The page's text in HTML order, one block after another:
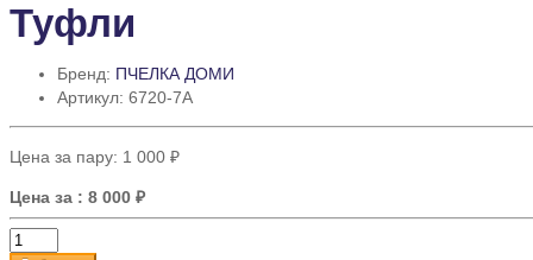
Туфли
Бренд: ПЧЕЛКА ДОМИ
Артикул: 6720-7A
Цена за пару: 1 000 ₽
Цена за : 8 000 ₽